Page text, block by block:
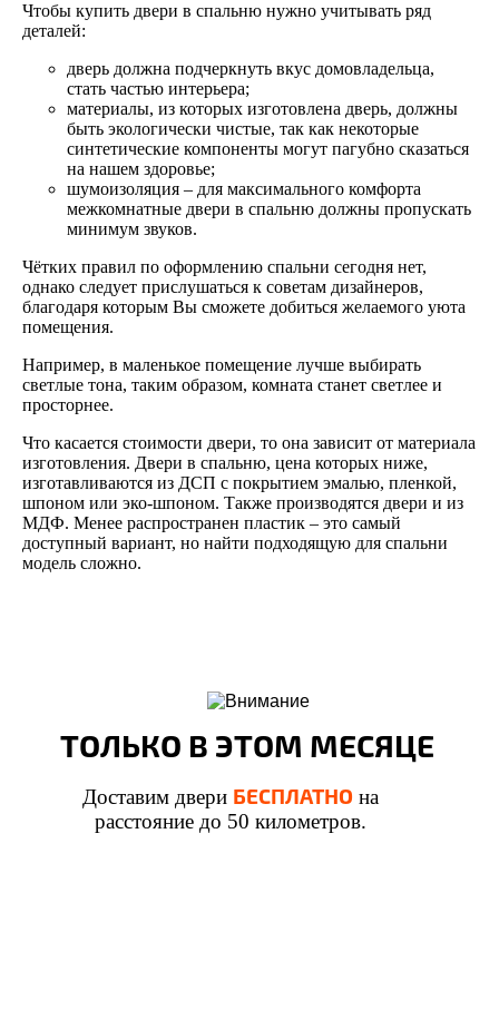
Чтобы купить двери в спальню нужно учитывать ряд
деталей:
дверь должна подчеркнуть вкус домовладельца,
стать частью интерьера;
материалы, из которых изготовлена дверь, должны
быть экологически чистые, так как некоторые
синтетические компоненты могут пагубно сказаться
на нашем здоровье;
шумоизоляция – для максимального комфорта
межкомнатные двери в спальню должны пропускать
минимум звуков.
Чётких правил по оформлению спальни сегодня нет,
однако следует прислушаться к советам дизайнеров,
благодаря которым Вы сможете добиться желаемого уюта
помещения.
Например, в маленькое помещение лучше выбирать
светлые тона, таким образом, комната станет светлее и
просторнее.
Что касается стоимости двери, то она зависит от материала
изготовления. Двери в спальню, цена которых ниже,
изготавливаются из ДСП с покрытием эмалью, пленкой,
шпоном или эко-шпоном. Также производятся двери и из
МДФ. Менее распространен пластик – это самый
доступный вариант, но найти подходящую для спальни
модель сложно.
ТОЛЬКО В ЭТОМ МЕСЯЦЕ
Доставим двери БЕСПЛАТНОна
расстояние до 50 километров.